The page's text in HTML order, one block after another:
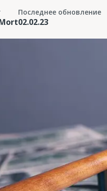
Последнее обновление
02.02.23